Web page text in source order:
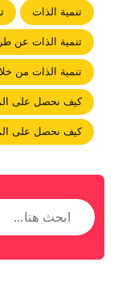
تنمية الذات
تنمية الذات عن
تنمية الذات من
كيف نحصل على
كيف نحصل على